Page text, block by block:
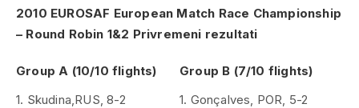
2010 EUROSAF European Match Race Championship
– Round Robin 1&2 Privremeni rezultati
Group A (10/10 flights)
Group B (7/10 flights)
1. Skudina,RUS, 8-2
1. Gonçalves, POR, 5-2